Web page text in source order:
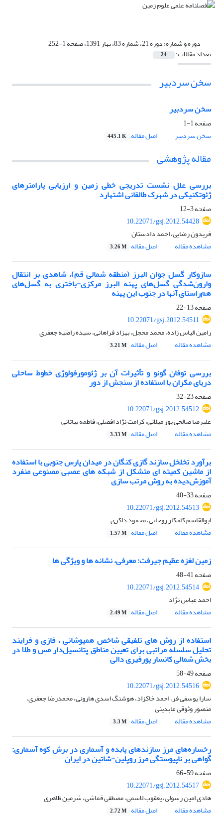
دوره و شماره:دوره 21، شماره 83، بهار 1391، صفحه 1-252
تعداد مقالات: 24
سخن سردبیر
سخن سردبیر
صفحه1-1
سخن سردبیر
اصل مقاله 445.1 K
مقاله پژوهشی
بررسی علل نشست تدریجی خطی زمین و ارزیابی پارامترهای
ژئوتکنیکی در شهرک طالقانی اشتهارد
صفحه3-12
10.22071/gsj.2012.54428
فریدون رضایی، احمد دادستان
مشاهده مقاله
اصل مقاله 3.26 M
سازوکار گسل جوان البرز (منطقه شمالی قم)، شاهدی بر انتقال
وارون‌شدگی گسل‌های پهنه البرز مرکزی-باختری به گسل‌های
هم‌راستای آنها در جنوب این پهنه
صفحه13-22
10.22071/gsj.2012.54511
رامین الیاس زاده، محمد محجل، بهزاد فراهانی، سیده راضیه جعفری
مشاهده مقاله
اصل مقاله 3.21 M
بررسی توفان گونو و تأثیرات آن بر ژئومورفولوژی خطوط ساحلی
دریای مکران با استفاده از سنجش از دور
صفحه23-32
10.22071/gsj.2012.54512
علیرضا صالحی پور میلانی، کرامت نژاد افضلی، فاطمه بیاتانی
مشاهده مقاله
اصل مقاله 3.33 M
برآورد تخلخل سازند گازی کنگان در میدان پارس جنوبی با استفاده
از ماشین کمیته ای متشکل از شبکه های عصبی مصنوعی منفرد
آموزش‌دیده به روش مرتب سازی
صفحه33-40
10.22071/gsj.2012.54513
ابوالقاسم کامکار روحانی، محمود ذاکری
مشاهده مقاله
اصل مقاله 1.57 M
زمین لغزه عظیم جیرفت: معرفی، نشانه ها و وی‍‍ژگی ها
صفحه41-48
10.22071/gsj.2012.54514
احمد عباس نژاد
مشاهده مقاله
اصل مقاله 2.49 M
استفاده از روش های تلفیقی شاخص همپوشانی ، فازی و فرایند
تحلیل سلسله مراتبی برای تعیین مناطق پتانسیل‌دار مس و طلا در
بخش شمالی کانسار پورفیری دالی
صفحه49-58
10.22071/gsj.2012.54516
سارا یوسفی فر، احمد خاکزاد، هوشنگ اسدی هارونی، محمدرضا جعفری،
منصور وثوقی عابدینی
مشاهده مقاله
اصل مقاله 3.3 M
رخساره‌های مرز سازند‏های پابده و آسماری در برش کوه آسماری:
گواهی بر ناپیوستگی مرز روپلین-شاتین در ایران
صفحه59-66
10.22071/gsj.2012.54517
هادی امین رسولی، یعقوب لاسمی، مصطفی قماشی، شرمین ظاهری
مشاهده مقاله
اصل مقاله 2.72 M